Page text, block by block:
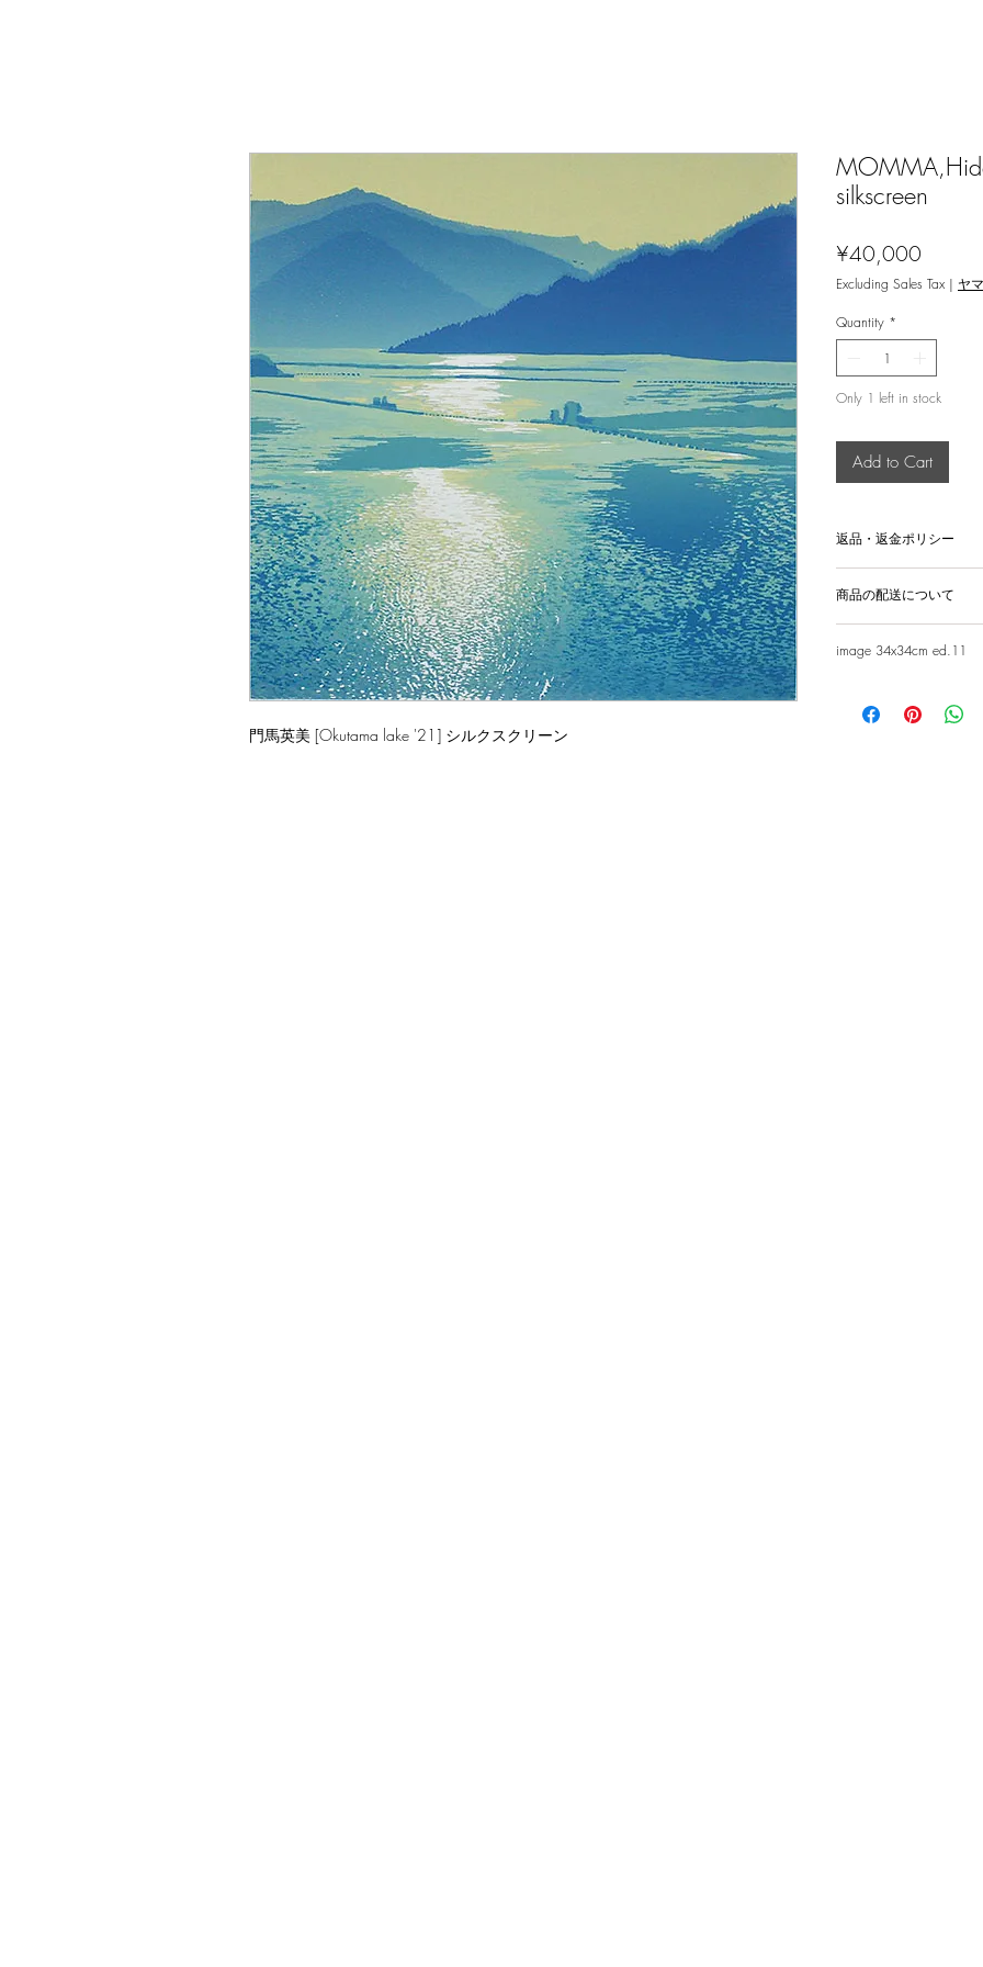
門馬英美 [Okutama lake '21] シルクスクリーン
silkscreen
¥40,000
Excluding Sales Tax | ヤ
Quantity *
Only 1 left in stock
Add to Cart
返品・返金ポリシー
商品の配送について
image 34x34cm ed.11